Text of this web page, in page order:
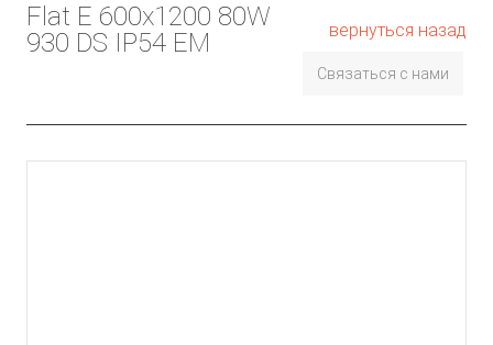
Flat E 600x1200 80W
930 DS IP54 EM
Связаться с нами
вернуться назад